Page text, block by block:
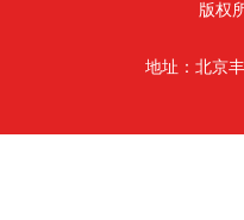
版权
地址：北京